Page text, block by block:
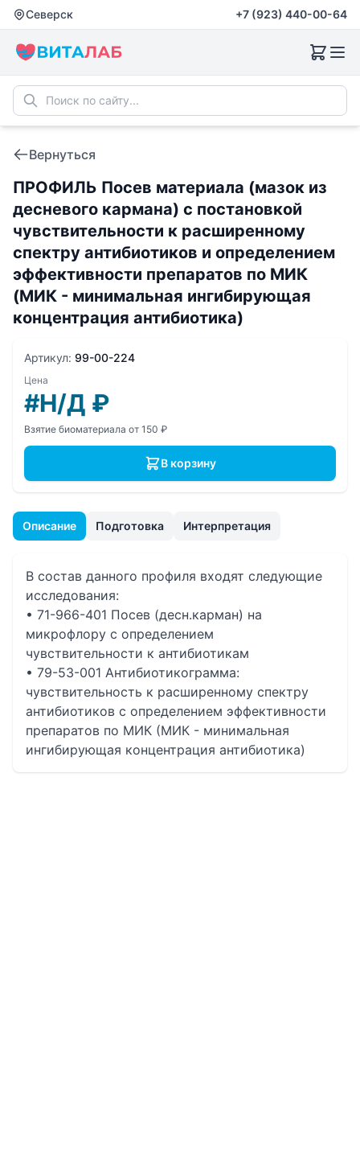
Северск +7 (923) 440-00-64
Вернуться
ПРОФИЛЬ Посев материала (мазок из
десневого кармана) с постановкой
чувcтвительности к расширенному
спектру антибиотиков и определением
эффективности препаратов по МИК
(МИК - минимальная ингибирующая
концентрация антибиотика)
Описание Подготовка Интерпретация
В состав данного профиля входят следующие
исследования:
• 71-966-401 Посев (десн.карман) на
микрофлору с определением
чувcтвительности к антибиотикам
• 79-53-001 Антибиотикограмма:
чувствительность к расширенному спектру
антибиотиков с определением эффективности
препаратов по МИК (МИК - минимальная
ингибирующая концентрация антибиотика)
Артикул: 99-00-224
Цена
#Н/Д ₽
Взятие биоматериала от 150 ₽
В корзину